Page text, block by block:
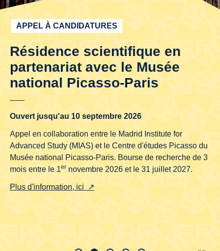
APPEL À CANDIDATURES
Résidence scientifique en
partenariat avec le Musée
national Picasso-Paris
Ouvert jusqu'au 10 septembre 2026
Appel en collaboration entre le Madrid Institute for
Advanced Study (MIAS) et le Centre d'études Picasso du
Musée national Picasso-Paris. Bourse de recherche de 3
mois entre le 1er novembre 2026 et le 31 juillet 2027.
Plus d'information, ici ↗